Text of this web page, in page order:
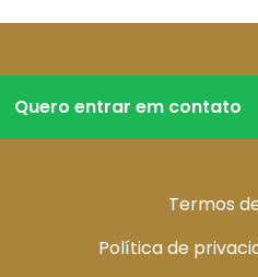
Quero entrar em contato
Termos
Política de